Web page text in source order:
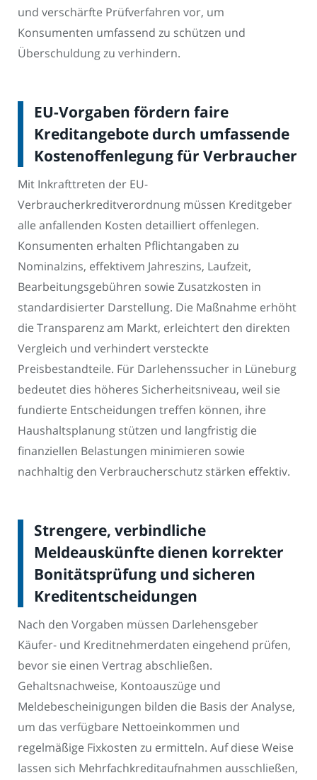
und verschärfte Prüfverfahren vor, um
Konsumenten umfassend zu schützen und
Überschuldung zu verhindern.
EU-Vorgaben fördern faire
Kreditangebote durch umfassende
Kostenoffenlegung für Verbraucher
Mit Inkrafttreten der EU-
Verbraucherkreditverordnung müssen Kreditgeber
alle anfallenden Kosten detailliert offenlegen.
Konsumenten erhalten Pflichtangaben zu
Nominalzins, effektivem Jahreszins, Laufzeit,
Bearbeitungsgebühren sowie Zusatzkosten in
standardisierter Darstellung. Die Maßnahme erhöht
die Transparenz am Markt, erleichtert den direkten
Vergleich und verhindert versteckte
Preisbestandteile. Für Darlehenssucher in Lüneburg
bedeutet dies höheres Sicherheitsniveau, weil sie
fundierte Entscheidungen treffen können, ihre
Haushaltsplanung stützen und langfristig die
finanziellen Belastungen minimieren sowie
nachhaltig den Verbraucherschutz stärken effektiv.
Strengere, verbindliche
Meldeauskünfte dienen korrekter
Bonitätsprüfung und sicheren
Kreditentscheidungen
Nach den Vorgaben müssen Darlehensgeber
Käufer- und Kreditnehmerdaten eingehend prüfen,
bevor sie einen Vertrag abschließen.
Gehaltsnachweise, Kontoauszüge und
Meldebescheinigungen bilden die Basis der Analyse,
um das verfügbare Nettoeinkommen und
regelmäßige Fixkosten zu ermitteln. Auf diese Weise
lassen sich Mehrfachkreditaufnahmen ausschließen,